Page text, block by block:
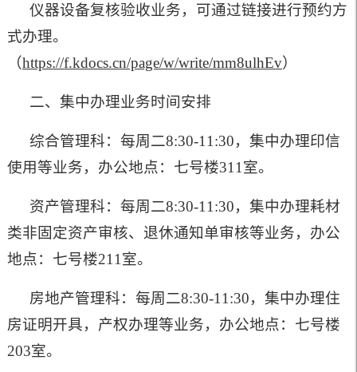
仪器设备复核验收业务，可通过链接进行预约方
式办理。
（https://f.kdocs.cn/page/w/write/mm8ulhEv）
二、集中办理业务时间安排
综合管理科：每周 二8:30-11:30，集中办理印信
使用等业务，办公地点：七号楼311室。
资产管理科：每周 二8:30-11:30，集中办理耗材
类非固定资产审核、退休通知单审核等业务，办公
地点：七号楼211室。
房地产管理科：每周 二8:30-11:30，集中办理住
房证明开具，产权办理等业务，办公地点：七号楼
203室。